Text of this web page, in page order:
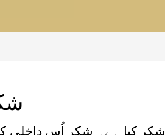
شکر کیا ہے۔ شکر اُس داخلی